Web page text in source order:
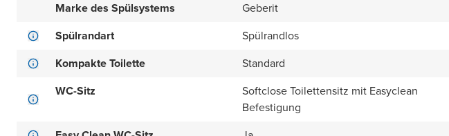
Marke des Spülsystems
Geberit
Spülrandart
Spülrandlos
Kompakte Toilette
Standard
WC-Sitz
Softclose Toilettensitz mit Easyclean
Befestigung